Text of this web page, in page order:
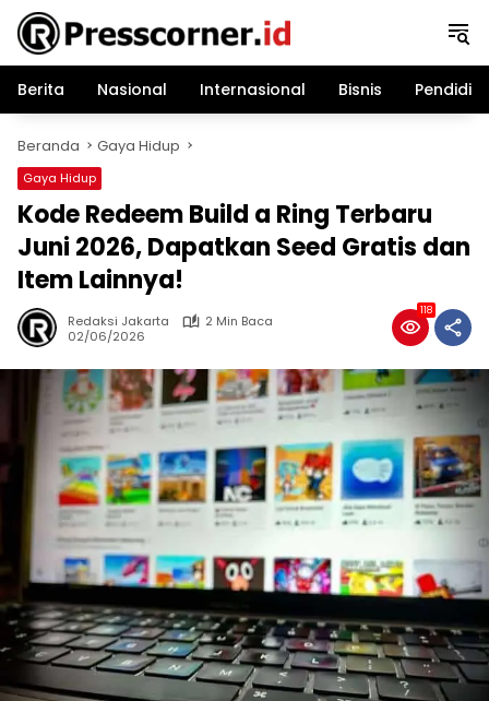
Langsung
konten
Berita
Nasional Internasional Bisnis
Beranda Gaya Hidup
Gaya Hidup
Kode Redeem Build a Ring Terbaru
Juni 2026, Dapatkan Seed Gratis dan
Item Lainnya!
Redaksi Jakarta
2 Min Baca
02/06/2026
118